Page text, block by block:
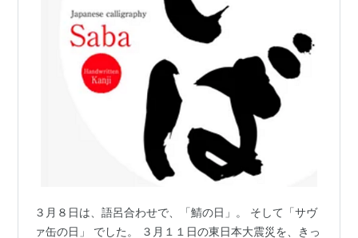
３月８日は、語呂合わせで、「鯖の日」。 そして「サヴ
ァ缶の日」 でした。 ３月１１日の東日本大震災を、きっ